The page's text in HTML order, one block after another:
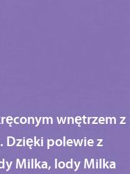
wnętrzem z
Dzięki polewie z
Milka, lody Milka